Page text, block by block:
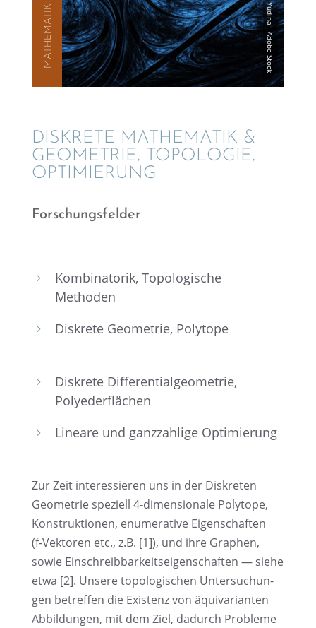
— MATHE­MA­TIK
DISKRETE MATHE­MA­TIK &
GEOME­TRIE, TOPOLO­GIE,
OPTIMIERUNG
Forschungs­fel­der
5
Kombi­na­to­rik, Topolo­gi­sche
Methoden
5 Diskrete Geome­trie, Polytope
5
Diskrete Diffe­ren­ti­al­geo­me­trie,
Polyederflächen
5 Lineare und ganzzah­lige Optimierung
Zur Zeit inter­es­sie­ren uns in der Diskre­ten
Geome­trie spezi­ell 4‑dimensionale Polytope,
Konstruk­tio­nen, enume­ra­tive Eigen­schaf­ten
(f‑Vektoren etc., z.B. [1]), und ihre Graphen,
sowie Einschreib­bar­keits­ei­gen­schaf­ten — siehe
etwa [2]. Unsere topolo­gi­schen Unter­su­chun­
gen betref­fen die Existenz von äquiva­ri­an­ten
Abbil­dun­gen, mit dem Ziel, dadurch Probleme